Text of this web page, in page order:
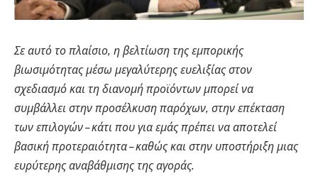
Σε αυτό το πλαίσιο, η βελτίωση της εμπορικής
βιωσιμότητας μέσω μεγαλύτερης ευελιξίας στον
σχεδιασμό και τη διανομή προϊόντων μπορεί να
συμβάλλει στην προσέλκυση παρόχων, στην επέκταση
των επιλογών – κάτι που για εμάς πρέπει να αποτελεί
βασική προτεραιότητα – καθώς και στην υποστήριξη μιας
ευρύτερης αναβάθμισης της αγοράς.